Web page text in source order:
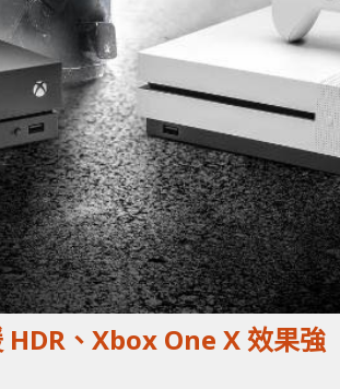
、Xbox One X 效果強